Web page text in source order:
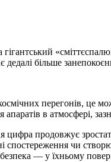
дедалі більше
перегонів, це
в атмосфері,
цифра продовжує
чи
— у їхньому